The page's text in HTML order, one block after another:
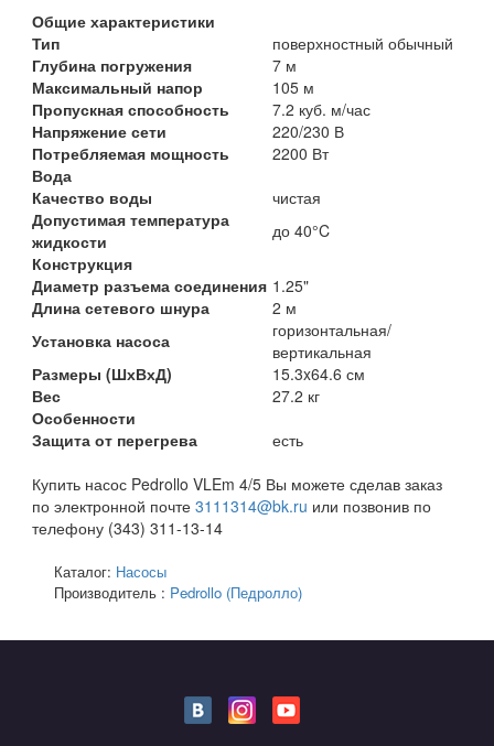
Общие характеристики
Тип
поверхностный обычный
Глубина погружения
7 м
Максимальный напор
105 м
Пропускная способность
7.2 куб. м/час
Напряжение сети
220/230 В
Потребляемая мощность
2200 Вт
Вода
Качество воды
чистая
Допустимая температура
жидкости
до 40°C
Конструкция
Диаметр разъема соединения 1.25"
Длина сетевого шнура
2 м
Установка насоса
горизонтальная/
вертикальная
Размеры (ШхВхД)
15.3x64.6 см
Вес
27.2 кг
Особенности
Защита от перегрева
есть
Купить насос Pedrollo VLEm 4/5 Вы можете сделав заказ
по электронной почте 3111314@bk.ru или позвонив по
телефону (343) 311-13-14
Каталог: Насосы
Производитель : Pedrollo (Педролло)